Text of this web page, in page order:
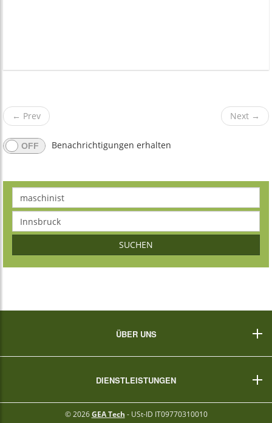
← Prev Next →
Benachrichtigungen erhalten
SUCHEN
ÜBER UNS
Hilfe
Cookies Policy
DIENSTLEISTUNGEN
Für Bewerber
© 2026GEA Tech - USt-ID IT09770310010